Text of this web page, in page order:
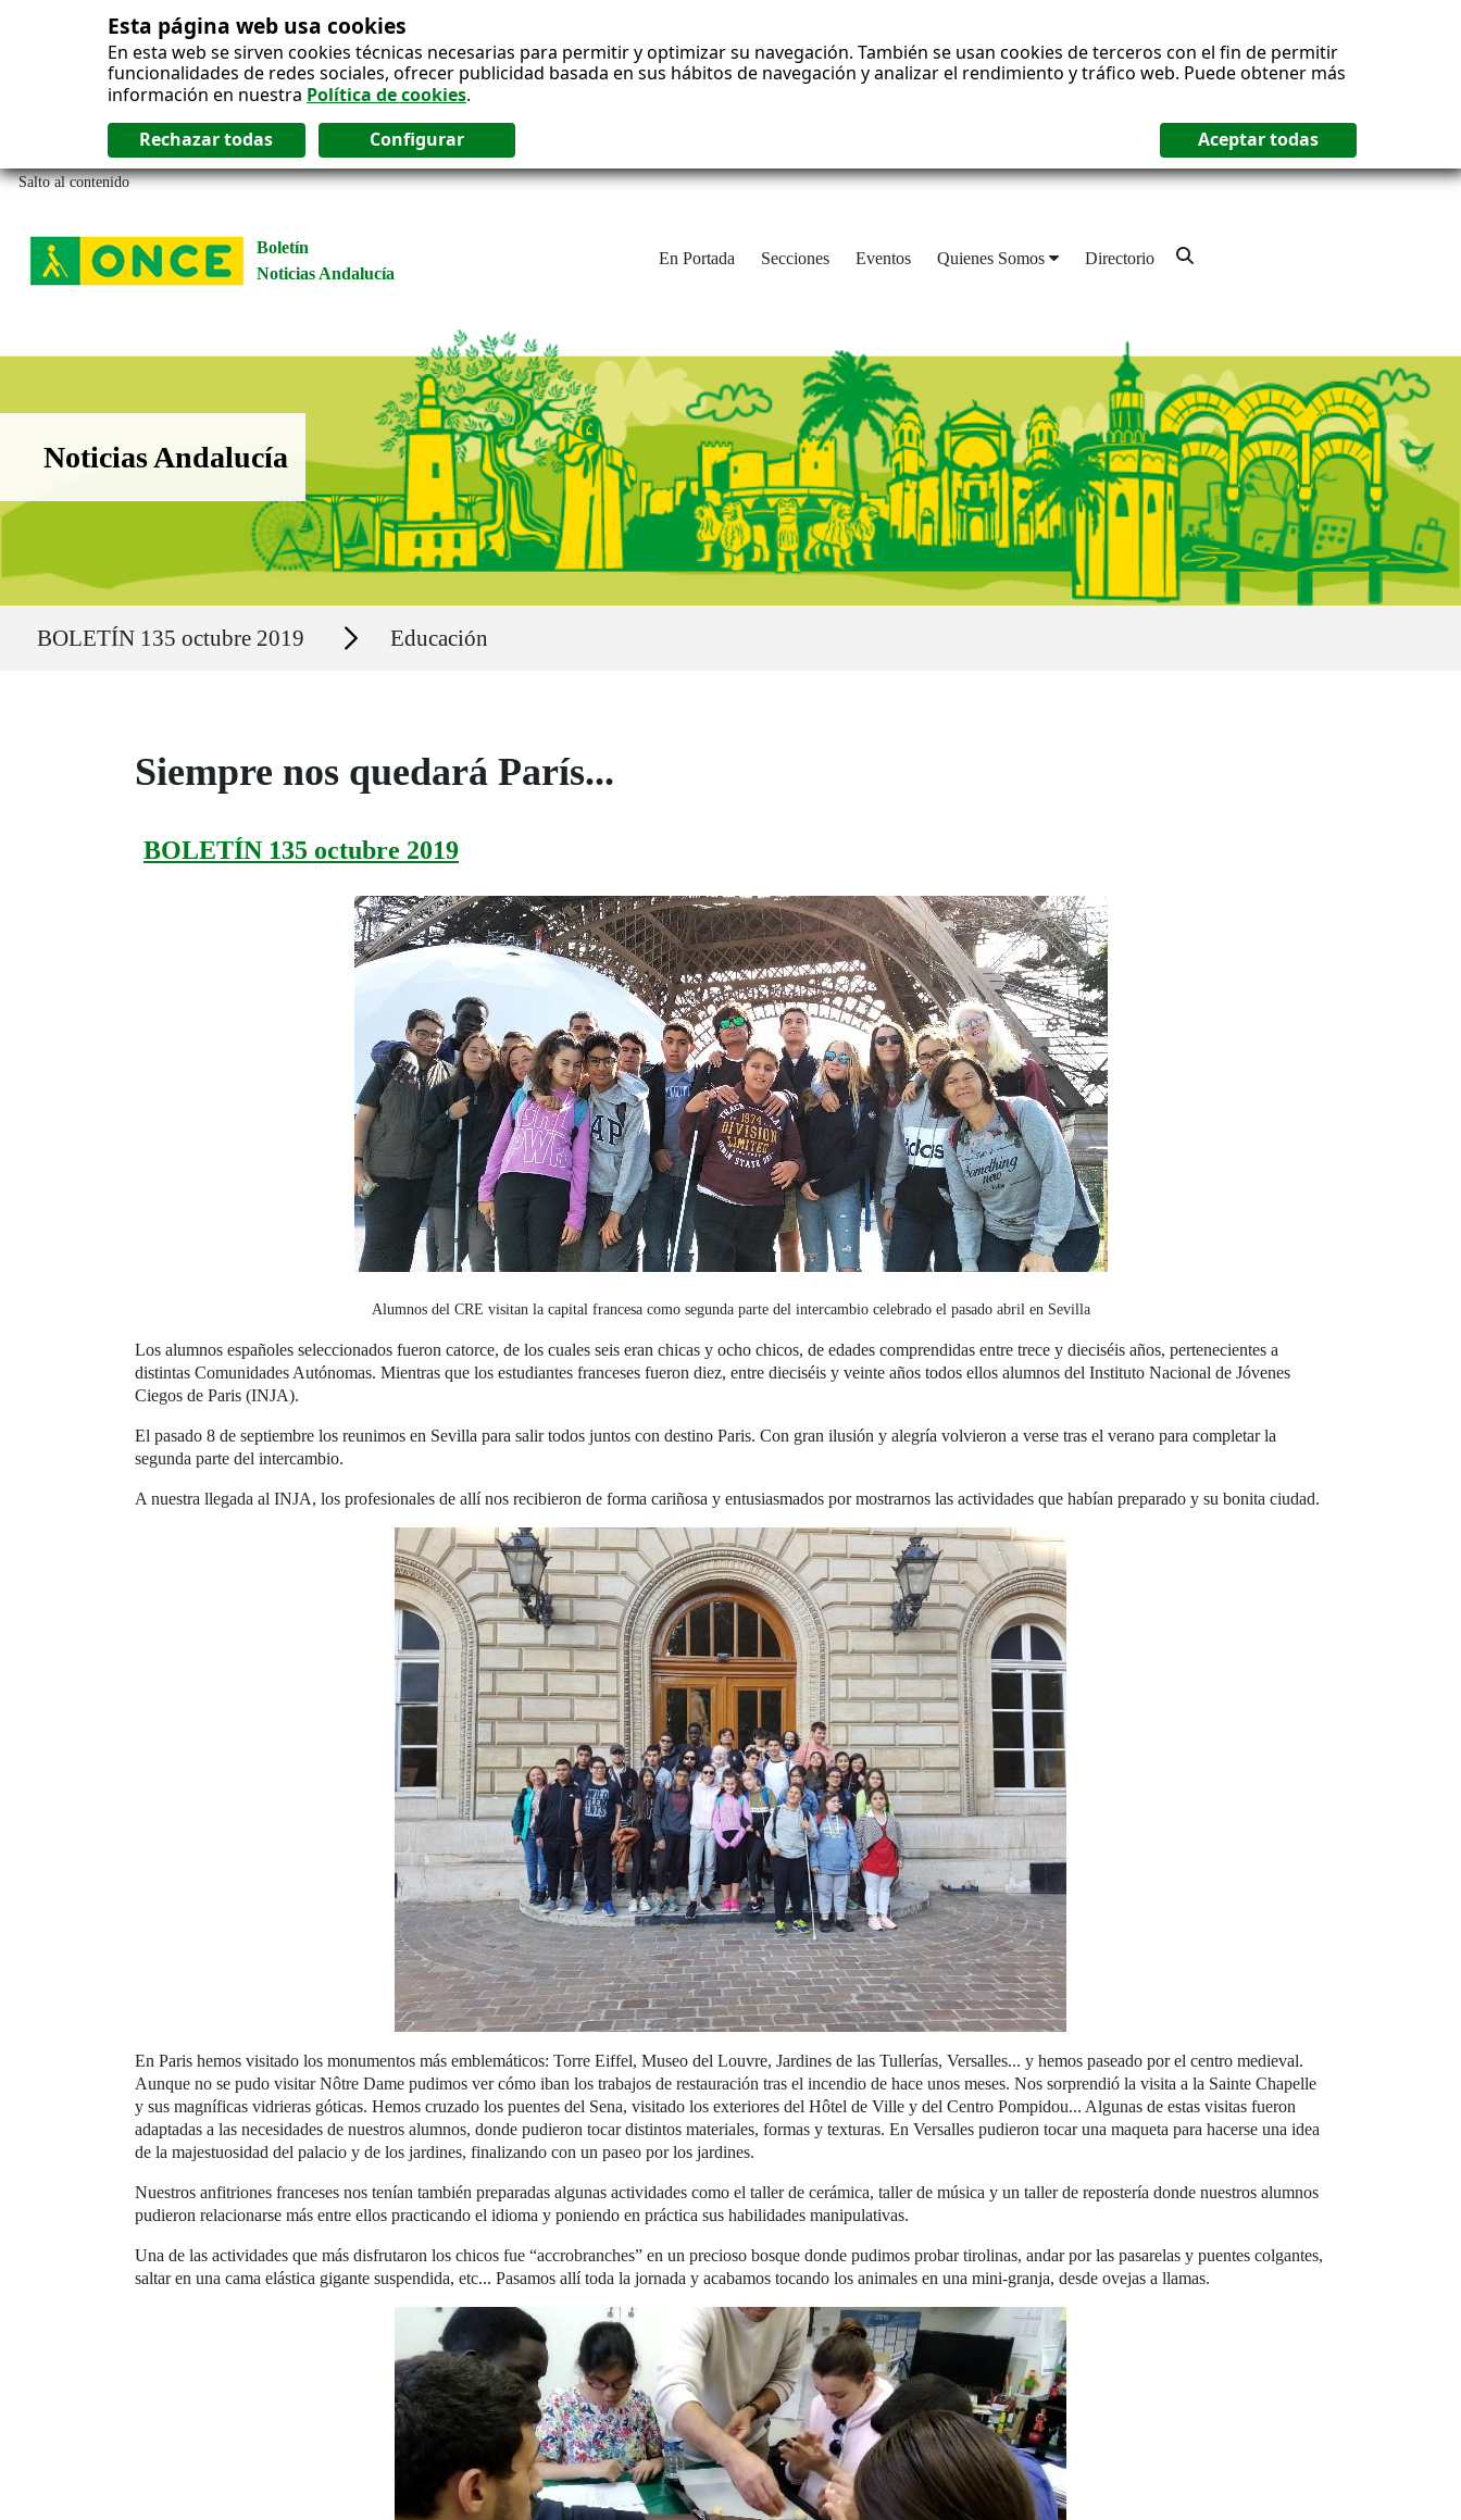
Esta página web usa cookies
En esta web se sirven cookies técnicas necesarias para permitir y optimizar su navegación. También se usan cookies de terceros con el fin de permitir
funcionalidades de redes sociales, ofrecer publicidad basada en sus hábitos de navegación y analizar el rendimiento y tráfico web. Puede obtener más
información en nuestra Política de cookies.
Salto al contenido
Boletín
Noticias Andalucía
En Portada Secciones Eventos Quienes Somos Directorio
Boletín Noticias Andalucía
Noticias Andalucía
BOLETÍN 135 octubre 2019 Secciones Educación
Siempre nos quedará París...
BOLETÍN 135 octubre 2019
Alumnos del CRE visitan la capital francesa como segunda parte del intercambio celebrado el pasado abril en Sevilla
Los alumnos españoles seleccionados fueron catorce, de los cuales seis eran chicas y ocho chicos, de edades comprendidas entre trece y dieciséis años, pertenecientes a
distintas Comunidades Autónomas. Mientras que los estudiantes franceses fueron diez, entre dieciséis y veinte años todos ellos alumnos del Instituto Nacional de Jóvenes
Ciegos de Paris (INJA).
El pasado 8 de septiembre los reunimos en Sevilla para salir todos juntos con destino Paris. Con gran ilusión y alegría volvieron a verse tras el verano para completar la
segunda parte del intercambio.
A nuestra llegada al INJA, los profesionales de allí nos recibieron de forma cariñosa y entusiasmados por mostrarnos las actividades que habían preparado y su bonita ciudad.
En Paris hemos visitado los monumentos más emblemáticos: Torre Eiffel, Museo del Louvre, Jardines de las Tullerías, Versalles... y hemos paseado por el centro medieval.
Aunque no se pudo visitar Nôtre Dame pudimos ver cómo iban los trabajos de restauración tras el incendio de hace unos meses. Nos sorprendió la visita a la Sainte Chapelle
y sus magníficas vidrieras góticas. Hemos cruzado los puentes del Sena, visitado los exteriores del Hôtel de Ville y del Centro Pompidou... Algunas de estas visitas fueron
adaptadas a las necesidades de nuestros alumnos, donde pudieron tocar distintos materiales, formas y texturas. En Versalles pudieron tocar una maqueta para hacerse una idea
de la majestuosidad del palacio y de los jardines, finalizando con un paseo por los jardines.
Nuestros anfitriones franceses nos tenían también preparadas algunas actividades como el taller de cerámica, taller de música y un taller de repostería donde nuestros alumnos
pudieron relacionarse más entre ellos practicando el idioma y poniendo en práctica sus habilidades manipulativas.
Una de las actividades que más disfrutaron los chicos fue “accrobranches” en un precioso bosque donde pudimos probar tirolinas, andar por las pasarelas y puentes colgantes,
saltar en una cama elástica gigante suspendida, etc... Pasamos allí toda la jornada y acabamos tocando los animales en una mini-granja, desde ovejas a llamas.